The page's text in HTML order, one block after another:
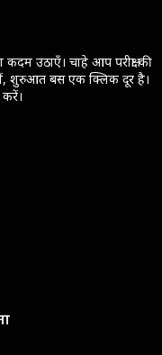
कदम उठाएँ। चाहे आप परीक्षा की
हों, शुरुआत बस एक क्लिक दूर है।